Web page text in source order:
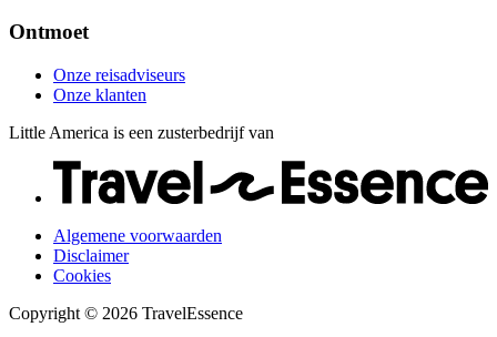
Ontmoet
Onze reisadviseurs
Onze klanten
Little America is een zusterbedrijf van
Algemene voorwaarden
Disclaimer
Cookies
Copyright © 2026 TravelEssence